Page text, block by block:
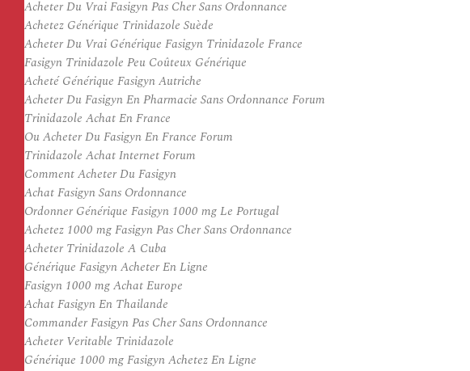
Acheter Du Vrai Fasigyn Pas Cher Sans Ordonnance
Achetez Générique Trinidazole Suède
Acheter Du Vrai Générique Fasigyn Trinidazole France
Fasigyn Trinidazole Peu Coûteux Générique
Acheté Générique Fasigyn Autriche
Acheter Du Fasigyn En Pharmacie Sans Ordonnance Forum
Trinidazole Achat En France
Ou Acheter Du Fasigyn En France Forum
Trinidazole Achat Internet Forum
Comment Acheter Du Fasigyn
Achat Fasigyn Sans Ordonnance
Ordonner Générique Fasigyn 1000 mg Le Portugal
Achetez 1000 mg Fasigyn Pas Cher Sans Ordonnance
Acheter Trinidazole A Cuba
Générique Fasigyn Acheter En Ligne
Fasigyn 1000 mg Achat Europe
Achat Fasigyn En Thailande
Commander Fasigyn Pas Cher Sans Ordonnance
Acheter Veritable Trinidazole
Générique 1000 mg Fasigyn Achetez En Ligne